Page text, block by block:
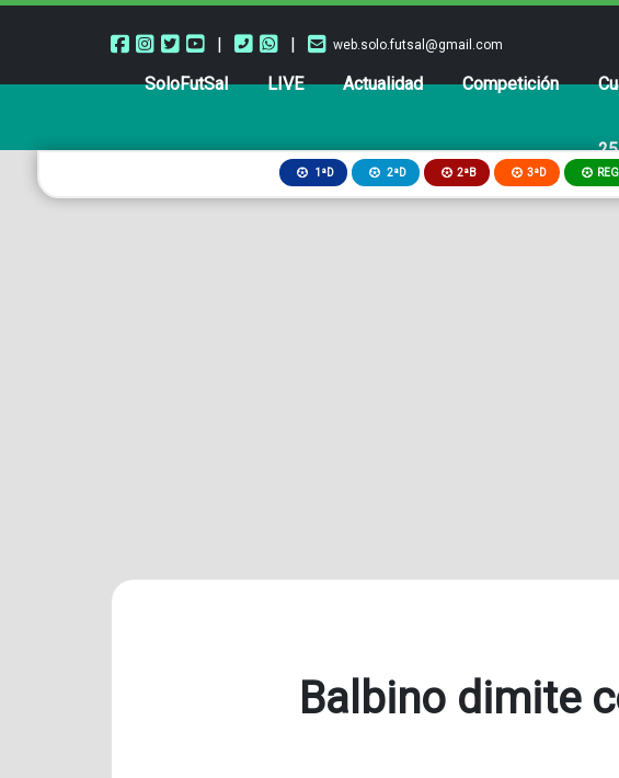
| | web.solo.futsal@gmail.com
SoloFutSal LIVE Actualidad Competición
1ªD 2ªD 2ªB 3ªD REG
Balbino dimite